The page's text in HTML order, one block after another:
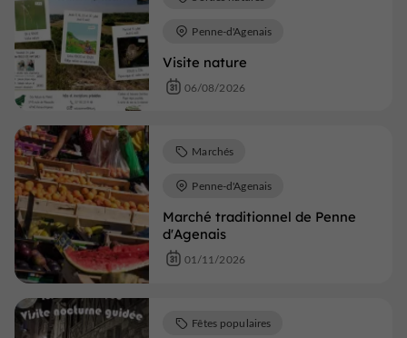
Visite nature
Penne-d'Agenais
06/08/2026
Marché traditionnel de Penne
d'Agenais
Marchés
Penne-d'Agenais
01/11/2026
Fêtes populaires